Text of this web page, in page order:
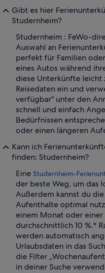
Gibt es hier
Studernheim?
Studernheim : FeWo-
Auswahl an
perfekt für Familien
eines Autos während
diese Unterkünfte leicht
Reisedaten ein und
verfügbar" unter den
schnell und einfach
Bedürfnissen
oder einen längeren
Kann ich
finden: Studernheim?
Eine Studernheim-
der beste Weg, um das
Außerdem kannst du
Aufenthalte optimal
einem Monat oder einer
durchschnittlich 10 %.*
werden automatisch
Urlaubsdaten in das
die Filter
in deiner Suche